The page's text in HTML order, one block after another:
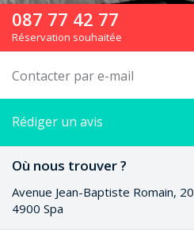
087 77 42 77
Réservation souhaitée
Contacter par e-mail
Rédiger un avis
Où nous trouver ?
Avenue Jean-Baptiste Romain, 20
4900 Spa